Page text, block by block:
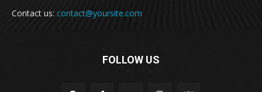
Contact us: contact@yoursite.com
FOLLOW US